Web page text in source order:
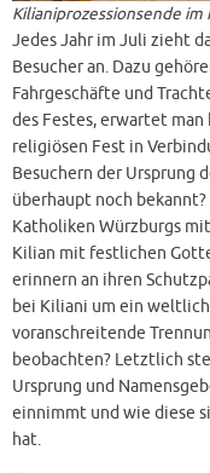
Kilianiprozessionsende im
Jedes Jahr im Juli zieht
Besucher an. Dazu
Fahrgeschäfte und
des Festes, erwartet man
religiösen Fest in
Besuchern der Ursprung
überhaupt noch
Katholiken Würzburgs
Kilian mit festlichen
erinnern an ihren
bei Kiliani um ein
voranschreitende
beobachten? Letztlich
Ursprung und
einnimmt und wie diese
hat.